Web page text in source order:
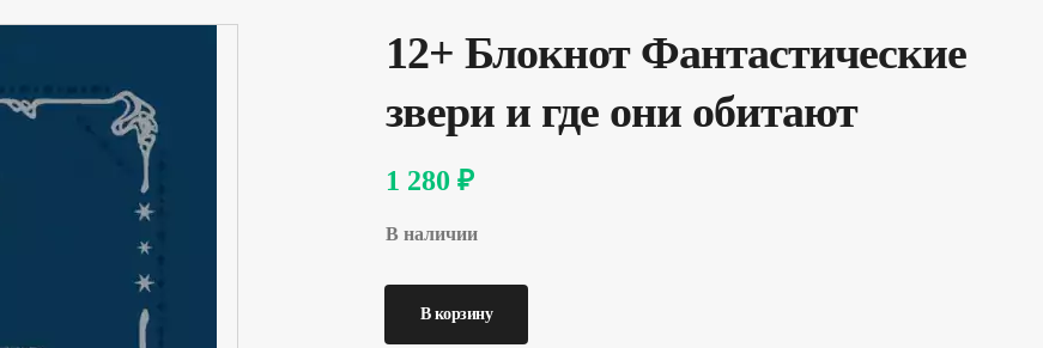
12+ Блокнот Фантастические
звери и где они обитают
1 280 ₽
В наличии